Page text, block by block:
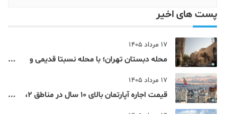
پست های اخیر
17 مرداد 1405
محله دبستان تهران؛ با محله نسبتا قدیمی و
17 مرداد 1405
قیمت اجاره آپارتمان بالای 10 سال در مناطق 2،